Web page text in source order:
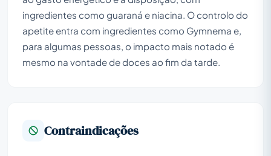
ingredientes como guaraná e niacina. O controlo do
apetite entra com ingredientes como Gymnema e,
para algumas pessoas, o impacto mais notado é
mesmo na vontade de doces ao fim da tarde.
Contraindicações